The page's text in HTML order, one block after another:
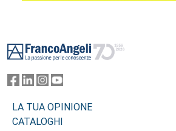
LA TUA OPINIONE
CATALOGHI